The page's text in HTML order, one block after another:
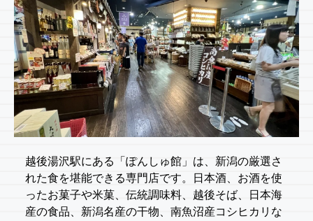
越後湯沢駅にある「ぽんしゅ館」は、新潟の厳選さ
れた食を堪能できる専門店です。日本酒、お酒を使
ったお菓子や米菓、伝統調味料、越後そば、日本海
産の食品、新潟名産の干物、南魚沼産コシヒカリな